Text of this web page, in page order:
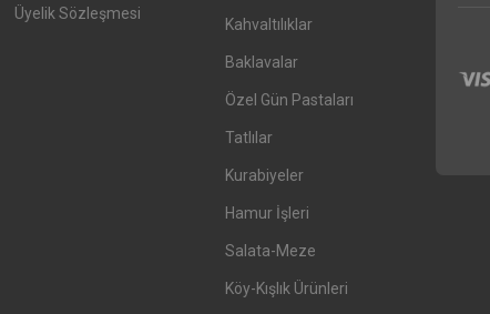
Üyelik Sözleşmesi
Kahvaltılıklar
Baklavalar
Özel Gün Pastaları
Tatlılar
Kurabiyeler
Hamur İşleri
Salata-Meze
Köy-Kışlık Ürünleri